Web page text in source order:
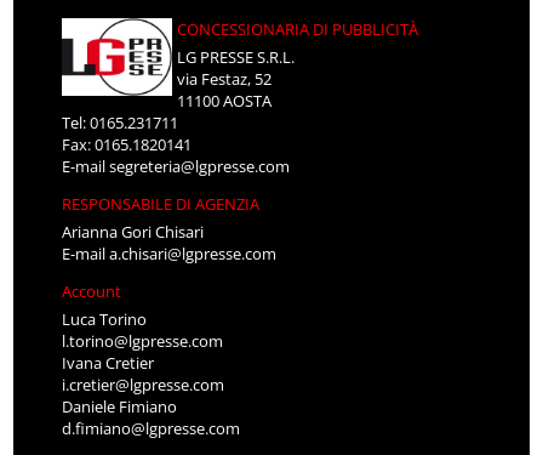
CONCESSIONARIA DI PUBBLICITÀ
LG PRESSE S.R.L.
via Festaz, 52
11100 AOSTA
Tel: 0165.231711
Fax: 0165.1820141
E-mailsegreteria@lgpresse.com
RESPONSABILE DI AGENZIA
Arianna Gori Chisari
E-maila.chisari@lgpresse.com
Account
Luca Torino
l.torino@lgpresse.com
Ivana Cretier
i.cretier@lgpresse.com
Daniele Fimiano
d.fimiano@lgpresse.com